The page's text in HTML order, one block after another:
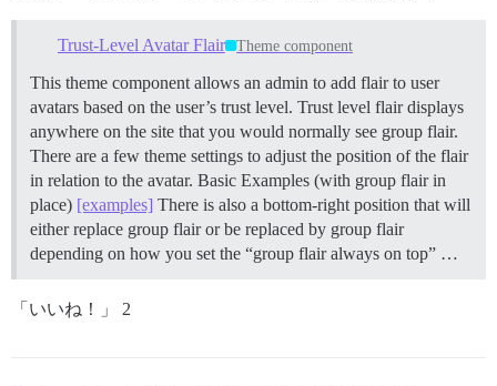
Trust-Level Avatar Flair Theme component
This theme component allows an admin to add flair to user
avatars based on the user’s trust level. Trust level flair displays
anywhere on the site that you would normally see group flair.
There are a few theme settings to adjust the position of the flair
in relation to the avatar. Basic Examples (with group flair in
place) [examples] There is also a bottom-right position that will
either replace group flair or be replaced by group flair
depending on how you set the “group flair always on top” …
「いいね！」 2